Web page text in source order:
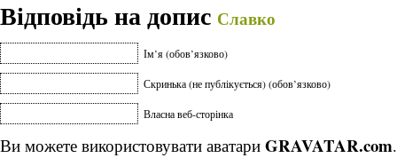
Відповідь на допис Славко
Ім’я (обов’язково)
Скринька (не публікується) (обов’язково)
Власна веб-сторінка
Ви можете використовувати аватари GRAVATAR.com.